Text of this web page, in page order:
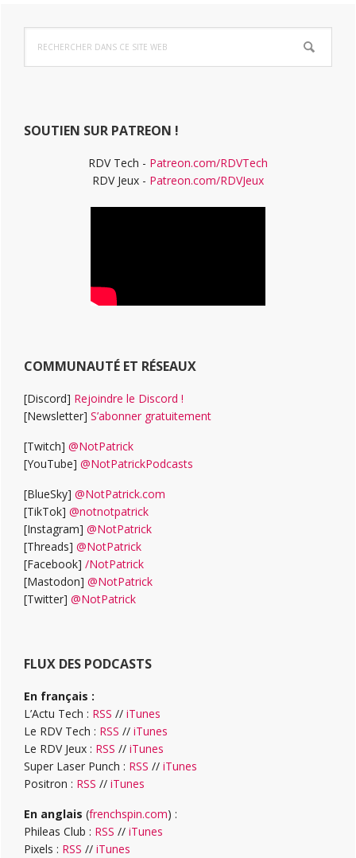
Barre
latérale
dans
ce
SOUTIEN SUR PATREON !
RDV Tech - Patreon.com/RDVTech
RDV Jeux - Patreon.com/RDVJeux
COMMUNAUTÉ ET RÉSEAUX
[Discord] Rejoindre le Discord !
[Newsletter] S’abonner gratuitement
[Twitch] @NotPatrick
[YouTube] @NotPatrickPodcasts
[BlueSky] @NotPatrick.com
[TikTok] @notnotpatrick
[Instagram] @NotPatrick
[Threads] @NotPatrick
[Facebook] /NotPatrick
[Mastodon] @NotPatrick
[Twitter] @NotPatrick
FLUX DES PODCASTS
En français :
L’Actu Tech : RSS // iTunes
Le RDV Tech : RSS // iTunes
Le RDV Jeux : RSS // iTunes
Super Laser Punch : RSS // iTunes
Positron : RSS // iTunes
En anglais (frenchspin.com) :
Phileas Club : RSS // iTunes
Pixels : RSS // iTunes